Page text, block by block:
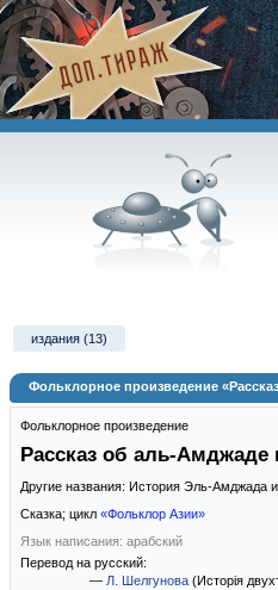
издания (13)
Фольклорное произведение
Фольклорное произведение
Рассказ об аль-Амджаде
Другие названия: История Эль-Амджада
Сказка; цикл «Фольклор Азии»
Язык написания: арабский
Перевод на русский:
— Л. Шелгунова (Исторія